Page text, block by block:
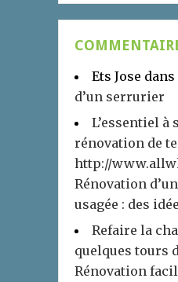
Ets Jose dans
d’un serrurier
L’essentiel à
rénovation de
http://
Rénovation
usagée : des
Refaire la
quelques tours
Rénovation